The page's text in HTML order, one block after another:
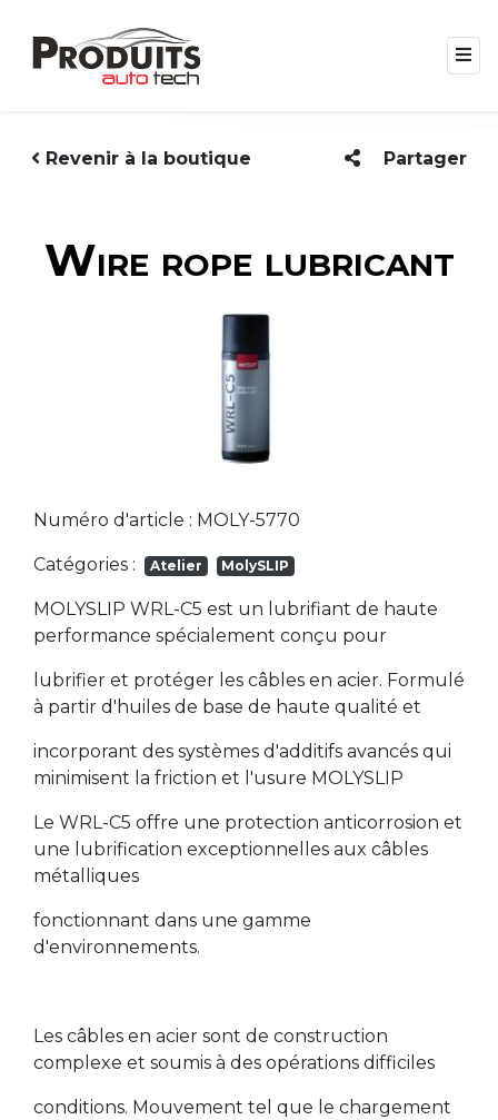
Revenir à la boutique Partager
Wire rope lubricant
Numéro d'article : MOLY-5770
Catégories : Atelier MolySLIP
MOLYSLIP WRL-C5 est un lubrifiant de haute
performance spécialement conçu pour
lubrifier et protéger les câbles en acier. Formulé
à partir d'huiles de base de haute qualité et
incorporant des systèmes d'additifs avancés qui
minimisent la friction et l'usure MOLYSLIP
Le WRL-C5 offre une protection anticorrosion et
une lubrification exceptionnelles aux câbles
métalliques
fonctionnant dans une gamme
d'environnements.
Les câbles en acier sont de construction
complexe et soumis à des opérations difficiles
conditions. Mouvement tel que le chargement